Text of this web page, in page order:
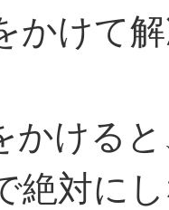
かけて
ける
絶対に